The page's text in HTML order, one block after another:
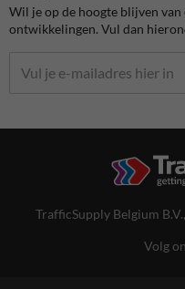
Wil je op de hoogte blijven
ontwikkelingen. Vul dan
TrafficSupply Belgium B.V.,
Volg